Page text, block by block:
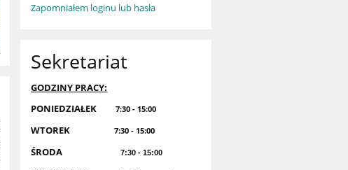
Zapomniałem loginu lub hasła
Sekretariat
GODZINY PRACY:
PONIEDZIAŁEK7:30 - 15:00
WTOREK 7:30 - 15:00
ŚRODA 7:30 - 15:00